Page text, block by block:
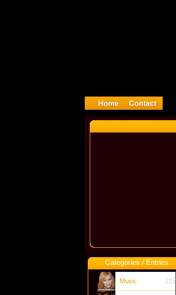
Categories / Entries
Music 215